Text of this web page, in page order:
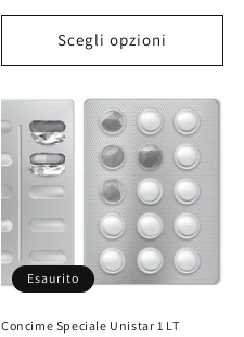
di
Scegli opzioni
Esaurito
Concime Speciale Unistar 1 LT